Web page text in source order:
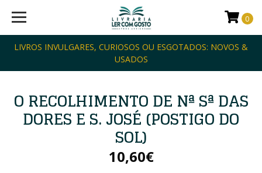
LIVROS INVULGARES, CURIOSOS OU ESGOTADOS: NOVOS &
USADOS
0
O RECOLHIMENTO DE Nª Sª DAS
DORES E S. JOSÉ (POSTIGO DO
SOL)
10,60€